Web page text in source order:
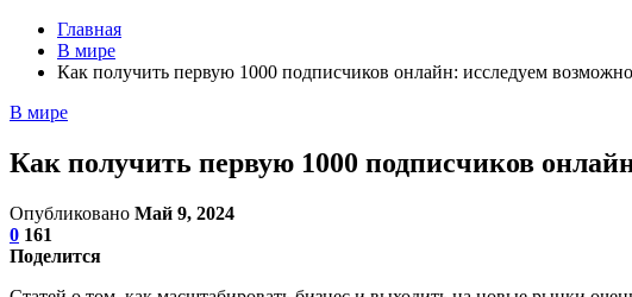
Главная
В мире
Как получить первую 1000 подписчиков онлайн: исследуем
В мире
Как получить первую 1000 подписчиков
Опубликовано Май 9, 2024
0 161
Поделится